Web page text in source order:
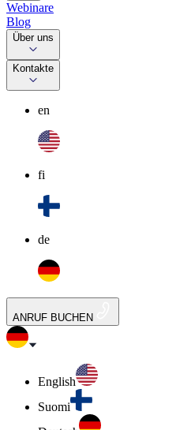
Webinare
Blog
Über uns
Kontakte
en
fi
de
ANRUF BUCHEN
English
Suomi